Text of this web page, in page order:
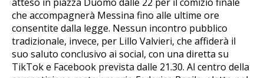
che accompagnerà Messina fino alle ultime ore
consentite dalla legge. Nessun incontro pubblico
tradizionale, invece, per Lillo Valvieri, che affiderà il
suo saluto conclusivo ai social, con una diretta su
TikTok e Facebook prevista dalle 21.30. Al centro della